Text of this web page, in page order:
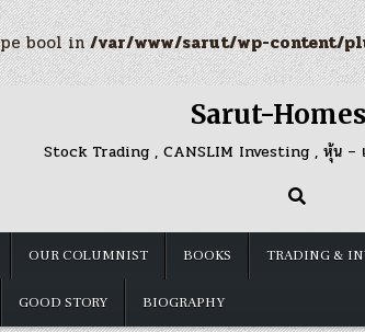
bool in/var/www/sarut/wp-content/
Sarut-
Stock Trading , CANSLIM Investing , หุ้น – เ
OUR COLUMNIST BOOKS TRADING &
GOOD STORY BIOGRAPHY